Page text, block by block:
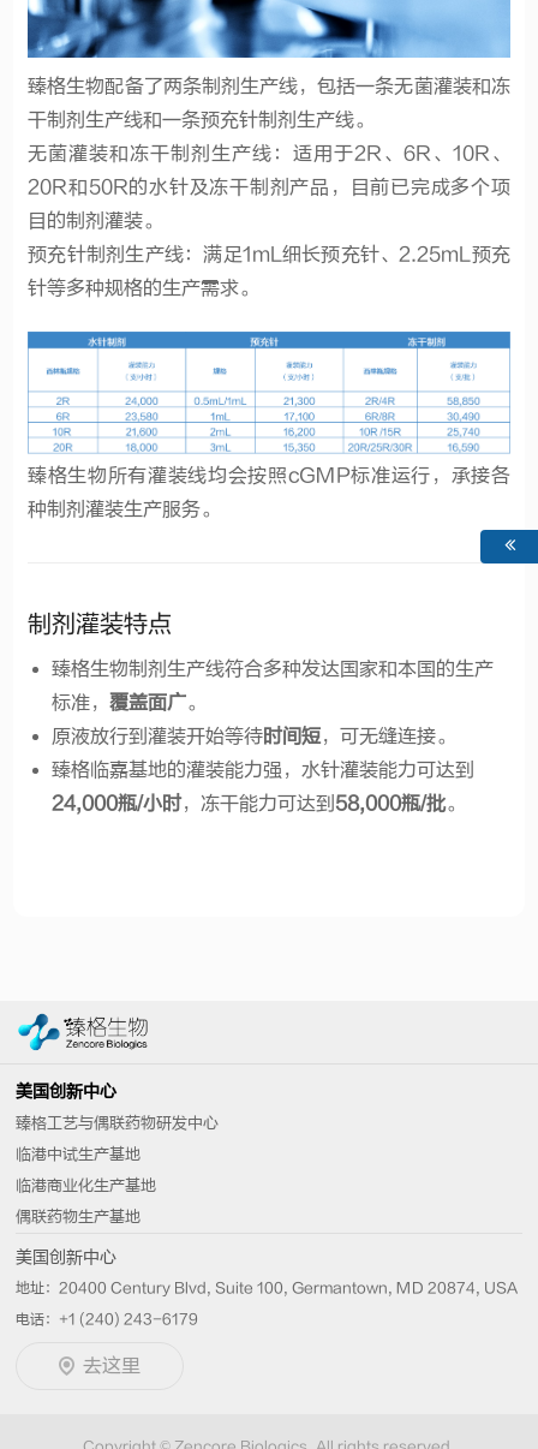
臻格生物配备了两条制剂生产线，包括一条无菌灌装和冻
干制剂生产线和一条预充针制剂生产线。
无菌灌装和冻干制剂生产线：适用于2R、6R、10R、
20R和50R的水针及冻干制剂产品，目前已完成多个项
目的制剂灌装。
预充针制剂生产线：满足1mL细长预充针、2.25mL预充
针等多种规格的生产需求。
臻格生物所有灌装线均会按照cGMP标准运行，承接各
种制剂灌装生产服务。
制剂灌装特点
臻格生物制剂生产线符合多种发达国家和本国的生产
标准，覆盖面广。
原液放行到灌装开始等待时间短，可无缝连接。
臻格临嘉基地的灌装能力强，水针灌装能力可达到
24,000瓶/小时，冻干能力可达到 58,000瓶/批。
美国创新中心
臻格工艺与偶联药物研发中心
临港中试生产基地
临港商业化生产基地
偶联药物生产基地
美国创新中心
地址：20400 Century Blvd, Suite 100, Germantown, MD 20874, USA
电话：+1 (240) 243-6179
去这里